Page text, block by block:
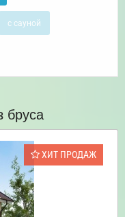
с сауной
бруса
ХИТ ПРОДАЖ